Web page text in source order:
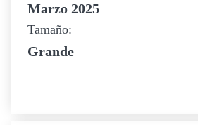
Marzo 2025
Tamaño:
Grande